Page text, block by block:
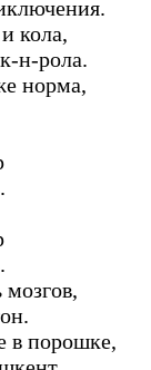
кола,
н-рола.
норма,
в порошке,